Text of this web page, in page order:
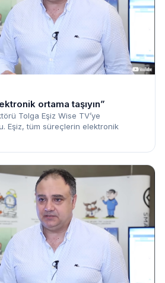
ortama taşıyın”
Tolga Eşiz Wise TV’ye
Eşiz, tüm süreçlerin elektronik